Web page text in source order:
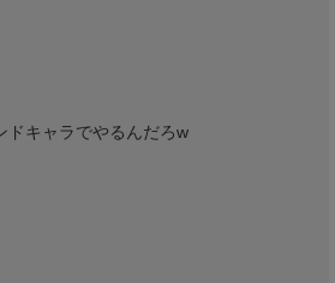
ドキャラでやるんだろw